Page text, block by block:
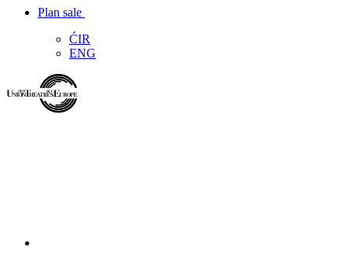
Plan sale
ĆIR
ENG